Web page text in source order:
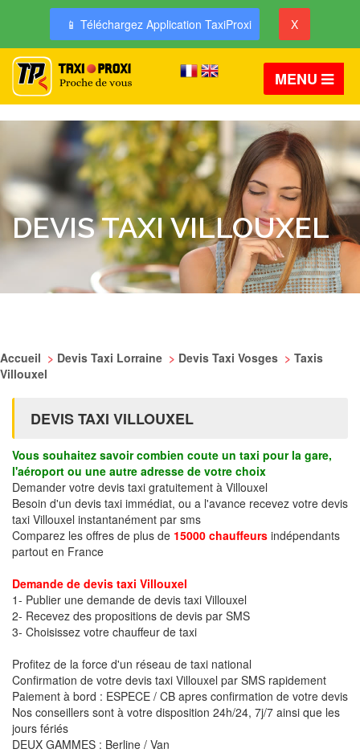
📱 Téléchargez Application TaxiProxi X
MENU
DEVIS TAXI VILLOUXEL
Accueil > Devis Taxi Lorraine > Devis Taxi Vosges > Taxis
Villouxel
DEVIS TAXI VILLOUXEL
Vous souhaitez savoir combien coute un taxi pour la gare,
l'aéroport ou une autre adresse de votre choix
Demander votre devis taxi gratuitement à Villouxel
Besoin d'un devis taxi immédiat, ou a l'avance recevez votre devis
taxi Villouxel instantanément par sms
Comparez les offres de plus de 15000 chauffeurs indépendants
partout en France
Demande de devis taxi Villouxel
1- Publier une demande de devis taxi Villouxel
2- Recevez des propositions de devis par SMS
3- Choisissez votre chauffeur de taxi
Profitez de la force d'un réseau de taxi national
Confirmation de votre devis taxi Villouxel par SMS rapidement
Paiement à bord : ESPECE / CB apres confirmation de votre devis
Nos conseillers sont à votre disposition 24h/24, 7j/7 ainsi que les
jours fériés
DEUX GAMMES : Berline / Van